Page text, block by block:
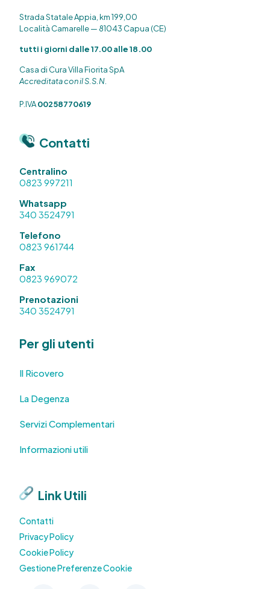
Strada Statale Appia, km 199,00
Località Camarelle — 81043 Capua (CE)
tutti i giorni dalle 17.00 alle 18.00
Casa di Cura Villa Fiorita SpA
Accreditata con il S.S.N.
P.IVA00258770619
Contatti
Centralino
0823 997211
Whatsapp
340 3524791
Telefono
0823 961744
Fax
0823 969072
Prenotazioni
340 3524791
Per gli utenti
Il Ricovero
La Degenza
Servizi Complementari
Informazioni utili
Link Utili
Contatti
Privacy Policy
Cookie Policy
Gestione Preferenze Cookie